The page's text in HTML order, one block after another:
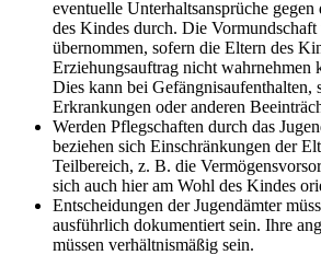
eventuelle Unterhaltsansprüche
des Kindes durch. Die
übernommen, sofern die Eltern des
Erziehungsauftrag nicht wahrnehmen
Dies kann bei Gefängnisaufenthalten,
Erkrankungen oder anderen
Werden Pflegschaften durch das
beziehen sich Einschränkungen der
Teilbereich, z. B. die
sich auch hier am Wohl des Kindes
Entscheidungen der Jugendämter
ausführlich dokumentiert sein. Ihre
müssen verhältnismäßig sein.